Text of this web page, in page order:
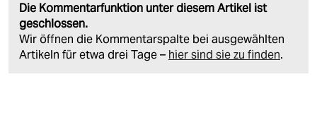
Die Kommentarfunktion unter diesem Artikel ist
geschlossen.
Wir öffnen die Kommentarspalte bei ausgewählten
Artikeln für etwa drei Tage – hier sind sie zu finden.